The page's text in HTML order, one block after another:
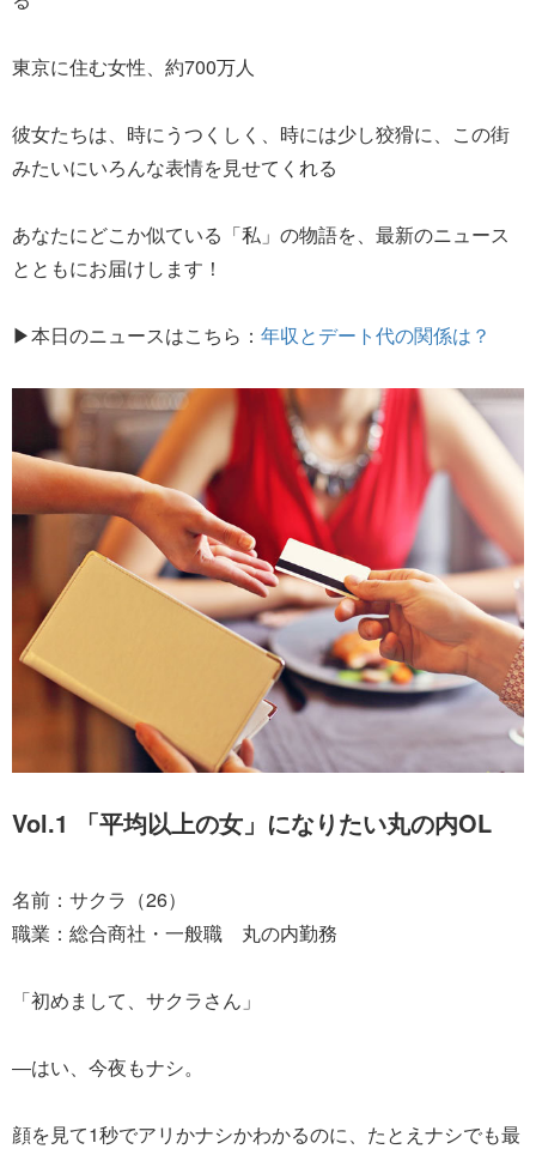
東京に住む女性、約700万人
彼女たちは、時にうつくしく、時には少し狡猾に、この街
みたいにいろんな表情を見せてくれる
あなたにどこか似ている「私」の物語を、最新のニュース
とともにお届けします！
▶本日のニュースはこちら： 年収とデート代の関係は？
Vol.1 「平均以上の女」になりたい丸の内OL
名前：サクラ（26）
職業：総合商社・一般職 丸の内勤務
「初めまして、サクラさん」
―はい、今夜もナシ。
顔を見て1秒でアリかナシかわかるのに、たとえナシでも最